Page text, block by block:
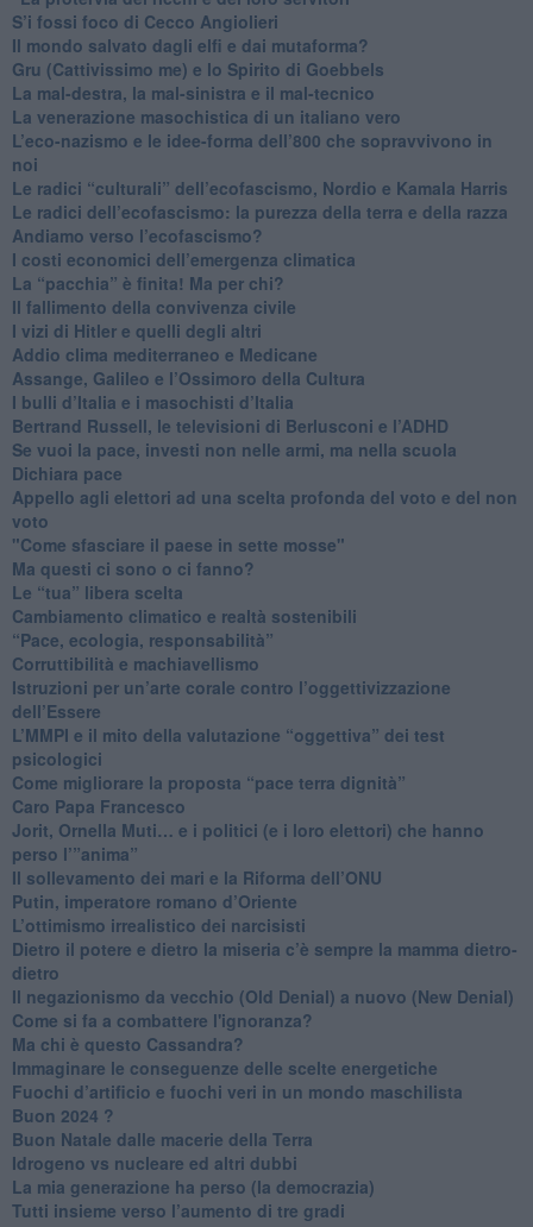
S’i fossi foco di Cecco Angiolieri
​Il mondo salvato dagli elfi e dai mutaforma?
Gru (Cattivissimo me) e lo Spirito di Goebbels
​La mal-destra, la mal-sinistra e il mal-tecnico
​La venerazione masochistica di un italiano vero
​L’eco-nazismo e le idee-forma dell’800 che sopravvivono in
noi
​Le radici “culturali” dell’ecofascismo, Nordio e Kamala Harris
Le radici dell’ecofascismo: la purezza della terra e della razza
Andiamo verso l’ecofascismo?
I costi economici dell’emergenza climatica
​La “pacchia” è finita! Ma per chi?
​Il fallimento della convivenza civile
​I vizi di Hitler e quelli degli altri
Addio clima mediterraneo e Medicane
​Assange, Galileo e l’Ossimoro della Cultura
​I bulli d’Italia e i masochisti d’Italia
​Bertrand Russell, le televisioni di Berlusconi e l’ADHD
​Se vuoi la pace, investi non nelle armi, ma nella scuola
​Dichiara pace
​Appello agli elettori ad una scelta profonda del voto e del non
voto
"Come sfasciare il paese in sette mosse"
​Ma questi ci sono o ci fanno?
​Le “tua” libera scelta
Cambiamento climatico e realtà sostenibili
“Pace, ecologia, responsabilità”
​Corruttibilità e machiavellismo
Istruzioni per un’arte corale contro l’oggettivizzazione
dell’Essere
​L’MMPI e il mito della valutazione “oggettiva” dei test
psicologici
Come migliorare la proposta “pace terra dignità”
Caro Papa Francesco
​Jorit, Ornella Muti… e i politici (e i loro elettori) che hanno
perso l’”anima”
​Il sollevamento dei mari e la Riforma dell’ONU
Putin, imperatore romano d’Oriente
​L’ottimismo irrealistico dei narcisisti
​Dietro il potere e dietro la miseria c’è sempre la mamma dietro-
dietro
Il negazionismo da vecchio (Old Denial) a nuovo (New Denial)
Come si fa a combattere l'ignoranza?
Ma chi è questo Cassandra?
Immaginare le conseguenze delle scelte energetiche
​Fuochi d’artificio e fuochi veri in un mondo maschilista
Buon 2024 ?
​Buon Natale dalle macerie della Terra
​Idrogeno vs nucleare ed altri dubbi
​La mia generazione ha perso (la democrazia)
​Tutti insieme verso l’aumento di tre gradi